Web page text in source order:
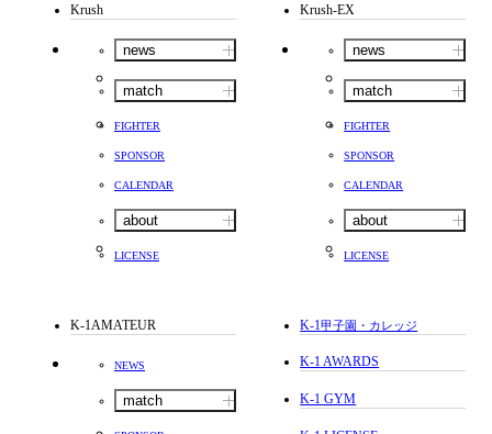
Krush
news
match
FIGHTER
SPONSOR
CALENDAR
about
LICENSE
Krush-EX
news
match
FIGHTER
SPONSOR
CALENDAR
about
LICENSE
K-1AMATEUR
NEWS
match
K-1甲子園・カレッジ
K-1 AWARDS
K-1 GYM